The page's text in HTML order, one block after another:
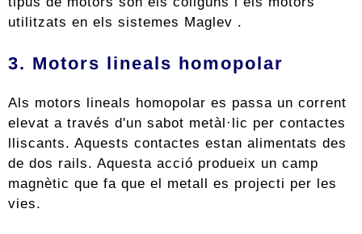
utilitzats en els sistemes Maglev .
3. Motors lineals homopolar
Als motors lineals homopolar es passa un corrent
elevat a través d'un sabot metàl·lic per contactes
lliscants. Aquests contactes estan alimentats des
de dos rails. Aquesta acció produeix un camp
magnètic que fa que el metall es projecti per les
vies.